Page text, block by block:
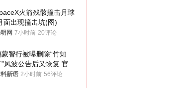
火箭残骸撞击月球
面出现撞击坑(图)
网 7小时前 20评论
蒙智行被曝删除“竹知
”风波公告后又恢复 官媒
挺：劝华为要大度的，
新语 2小时前 56评论